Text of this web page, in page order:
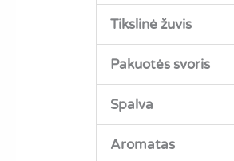
Tikslinė žuvis
Pakuotės svoris
Spalva
Aromatas